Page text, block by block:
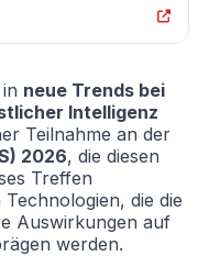
neue Trends bei
Intelligenz
Teilnahme an der
2026, die diesen
Treffen
die die
Auswirkungen auf
werden.